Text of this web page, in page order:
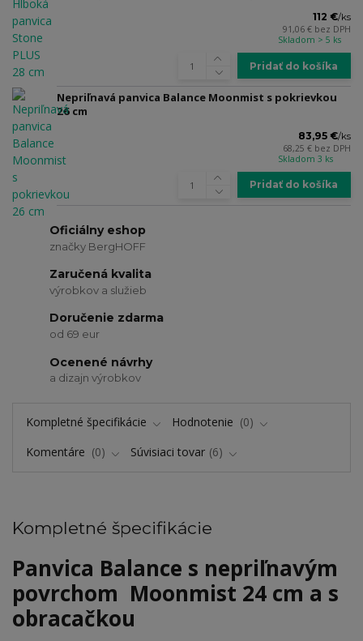
112 €/ks
91,06 € bez DPH
Skladom > 5 ks
Pridať do košíka
Nepriľnavá panvica Balance Moonmist s pokrievkou
26 cm
83,95 €/ks
68,25 € bez DPH
Skladom 3 ks
Pridať do košíka
Oficiálny eshop
značky BergHOFF
Zaručená kvalita
výrobkov a služieb
Doručenie zdarma
od 69 eur
Ocenené návrhy
a dizajn výrobkov
Kompletné špecifikácie Hodnotenie
0
Komentáre
0 Súvisiaci tovar 6
Kompletné špecifikácie
Panvica Balance s nepriľnavým
povrchom Moonmist 24 cm a s
obracačkou